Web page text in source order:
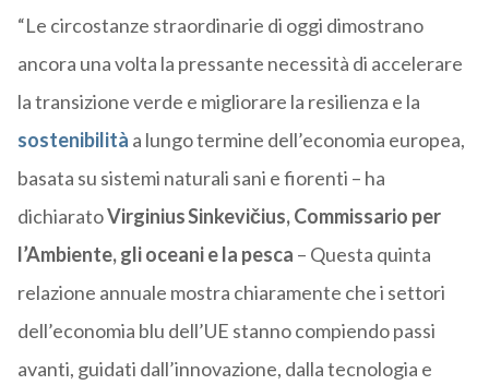
“Le circostanze straordinarie di oggi dimostrano
ancora una volta la pressante necessità di accelerare
la transizione verde e migliorare la resilienza e la
sostenibilità a lungo termine dell’economia europea,
basata su sistemi naturali sani e fiorenti – ha
dichiaratoVirginius Sinkevičius, Commissario per
l’Ambiente, gli oceani e la pesca – Questa quinta
relazione annuale mostra chiaramente che i settori
dell’economia blu dell’UE stanno compiendo passi
avanti, guidati dall’innovazione, dalla tecnologia e